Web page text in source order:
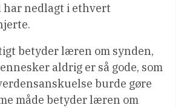
har nedlagt i ethvert
betyder læren om synden,
aldrig er så gode, som
burde gøre
måde betyder læren om